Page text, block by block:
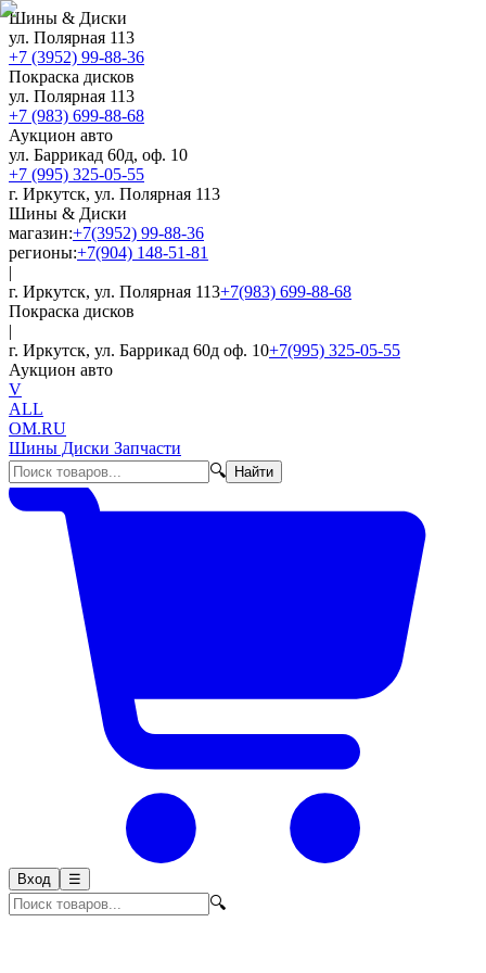
Шины & Диски
ул. Полярная 113
+7 (3952) 99-88-36
Покраска дисков
ул. Полярная 113
+7 (983) 699-88-68
Аукцион авто
ул. Баррикад 60д, оф. 10
+7 (995) 325-05-55
г. Иркутск, ул. Полярная 113
Шины & Диски
магазин:+7(3952) 99-88-36
регионы:+7(904) 148-51-81
|
г. Иркутск, ул. Полярная 113+7(983) 699-88-68
Покраска дисков
|
г. Иркутск, ул. Баррикад 60д оф. 10+7(995) 325-05-55
Аукцион авто
V
ALL
OM.RU
Шины Диски Запчасти
🔍
Найти
Вход ☰
🔍